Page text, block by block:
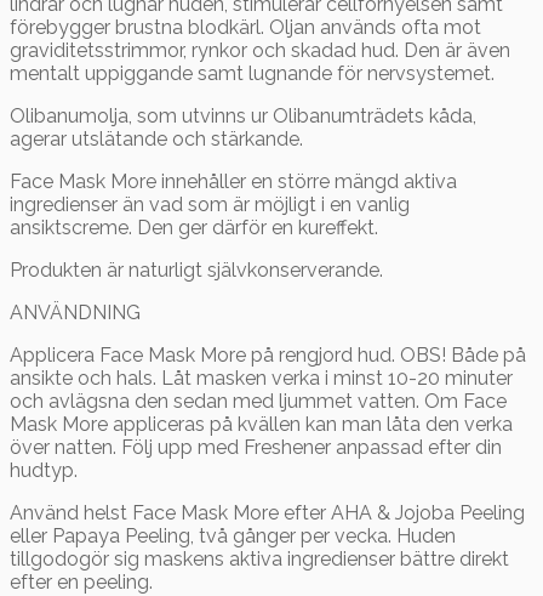
lindrar och lugnar huden, stimulerar cellförnyelsen samt
förebygger brustna blodkärl. Oljan används ofta mot
graviditetsstrimmor, rynkor och skadad hud. Den är även
mentalt uppiggande samt lugnande för nervsystemet.
Olibanumolja, som utvinns ur Olibanumträdets kåda,
agerar utslätande och stärkande.
Face Mask More innehåller en större mängd aktiva
ingredienser än vad som är möjligt i en vanlig
ansiktscreme. Den ger därför en kureffekt.
Produkten är naturligt självkonserverande.
ANVÄNDNING
Applicera Face Mask More på rengjord hud. OBS! Både på
ansikte och hals. Låt masken verka i minst 10-20 minuter
och avlägsna den sedan med ljummet vatten. Om Face
Mask More appliceras på kvällen kan man låta den verka
över natten. Följ upp med Freshener anpassad efter din
hudtyp.
Använd helst Face Mask More efter AHA & Jojoba Peeling
eller Papaya Peeling, två gånger per vecka. Huden
tillgodogör sig maskens aktiva ingredienser bättre direkt
efter en peeling.